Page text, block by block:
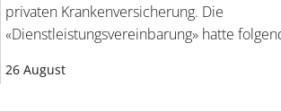
privaten Krankenversicherung. Die
«Dienstleistungsvereinbarung» hatte
26 August